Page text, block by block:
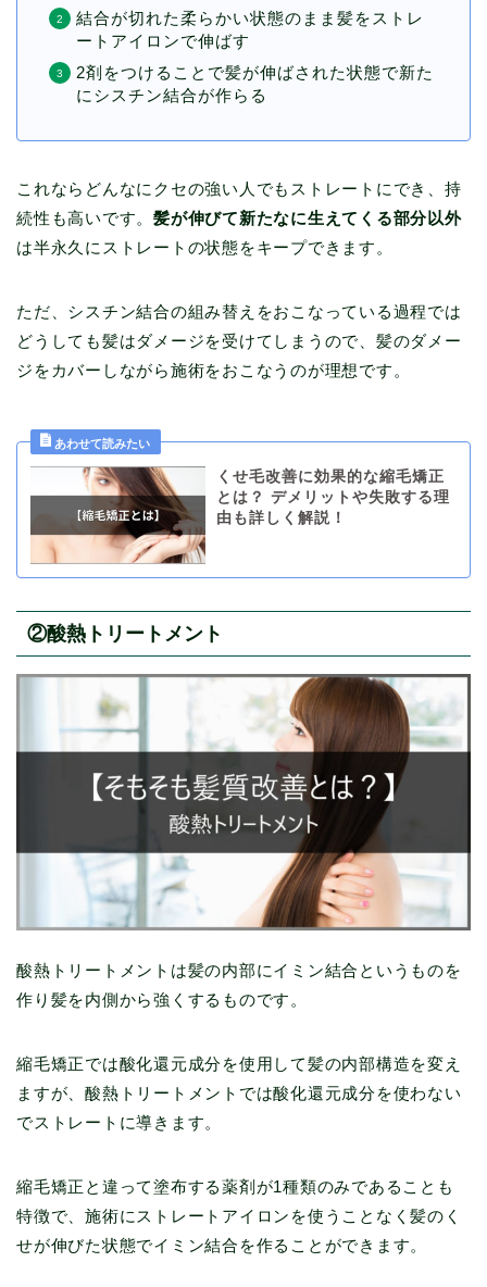
結合が切れた柔らかい状態のまま髪をストレ
ートアイロンで伸ばす
2剤をつけることで髪が伸ばされた状態で新た
にシスチン結合が作らる
これならどんなにクセの強い人でもストレートにでき、持
続性も高いです。髪が伸びて新たなに生えてくる部分以外
は半永久にストレートの状態をキープできます。
ただ、シスチン結合の組み替えをおこなっている過程では
どうしても髪はダメージを受けてしまうので、髪のダメー
ジをカバーしながら施術をおこなうのが理想です。
くせ毛改善に効果的な縮毛矯正
とは？ デメリットや失敗する理
由も詳しく解説！
②酸熱トリートメント
酸熱トリートメントは髪の内部にイミン結合というものを
作り髪を内側から強くするものです。
縮毛矯正では酸化還元成分を使用して髪の内部構造を変え
ますが、酸熱トリートメントでは酸化還元成分を使わない
でストレートに導きます。
縮毛矯正と違って塗布する薬剤が1種類のみであることも
特徴で、施術にストレートアイロンを使うことなく髪のく
せが伸びた状態でイミン結合を作ることができます。